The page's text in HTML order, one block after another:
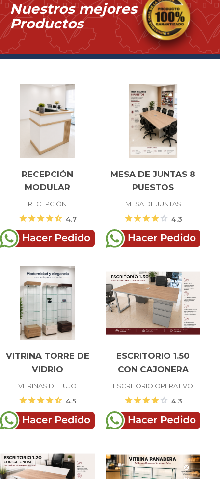
Nuestros mejores
Productos
RECEPCIÓN
MODULAR
RECEPCIÓN
starstarstarstarstar_half 4.7
MESA DE JUNTAS 8
PUESTOS
MESA DE JUNTAS
starstarstarstarstar 4.3
VITRINA TORRE DE
VIDRIO
VITRINAS DE LUJO
starstarstarstarstar_half 4.5
ESCRITORIO 1.50
CON CAJONERA
ESCRITORIO OPERATIVO
starstarstarstarstar 4.3